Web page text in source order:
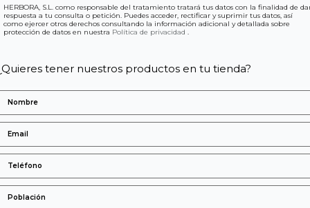
HERBORA, S.L. como responsable del tratamiento tratará tus datos con la finalidad de
respuesta a tu consulta o petición. Puedes acceder, rectificar y suprimir tus datos, así
como ejercer otros derechos consultando la información adicional y detallada sobre
protección de datos en nuestra Política de privacidad .
tener nuestros productos en tu tienda?